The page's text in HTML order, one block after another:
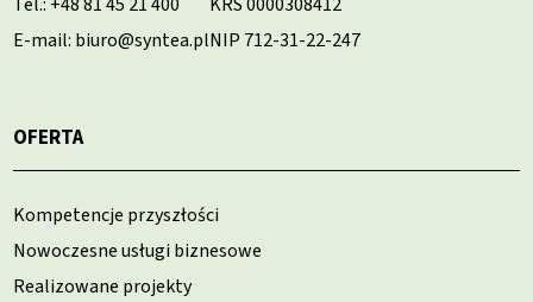
E-mail: biuro@syntea.plNIP 712-31-22-247
OFERTA
Kompetencje przyszłości
Nowoczesne usługi biznesowe
Realizowane projekty